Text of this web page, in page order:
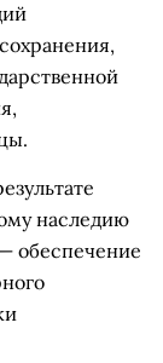
наследию
обеспечение